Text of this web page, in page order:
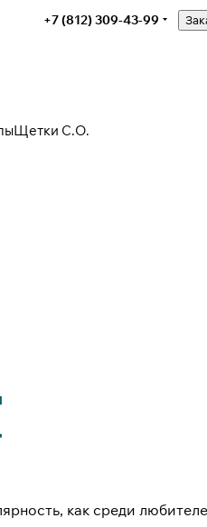
+7 (812) 309-43-99
Щетки С.О.
как среди